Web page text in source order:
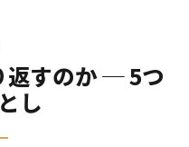
返すのか ─ 5つ
し